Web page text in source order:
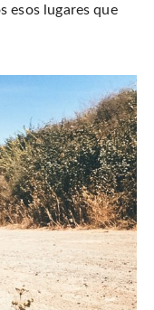
esos lugares que